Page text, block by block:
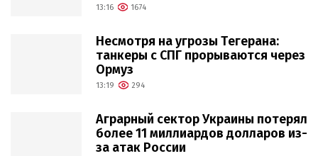
13:16 1674
Несмотря на угрозы Тегерана:
танкеры с СПГ прорываются через
Ормуз
13:19 294
Аграрный сектор Украины потерял
более 11 миллиардов долларов из-
за атак России